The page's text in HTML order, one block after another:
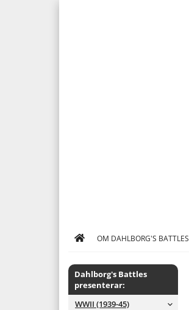
OM DAHLBORG'S BATTLES
Dahlborg's Battles
presenterar:
WWII (1939-45)